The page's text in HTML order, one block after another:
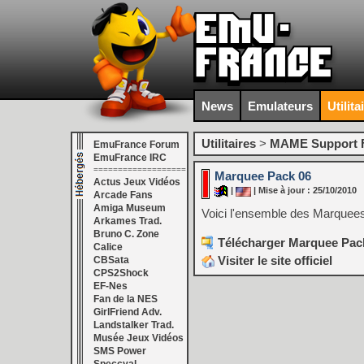
News Emulateurs
EmuFrance Forum
EmuFrance IRC
===================
Actus Jeux Vidéos
Arcade Fans
Amiga Museum
Arkames Trad.
Bruno C. Zone
Calice
CBSata
CPS2Shock
EF-Nes
Fan de la NES
GirlFriend Adv.
Landstalker Trad.
Musée Jeux Vidéos
SMS Power
Utilitaires > MAME Support
Marquee Pack 06
| Mise à jour : 25/10/2010
Voici l'ensemble des
Télécharger Marquee
Visiter le site officiel